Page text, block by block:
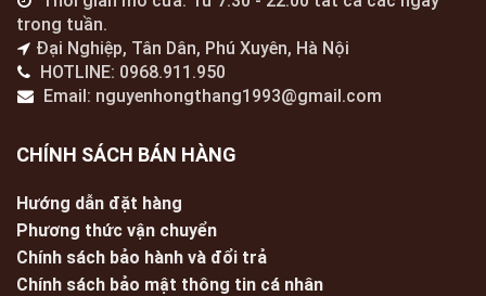
trong tuần.
Đại Nghiệp, Tân Dân, Phú Xuyên, Hà Nội
HOTLINE: 0968.911.950
Email: nguyenhongthang1993@gmail.com
CHÍNH SÁCH BÁN HÀNG
Hướng dẫn đặt hàng
Phương thức vận chuyển
Chính sách bảo hành và đổi trả
Chính sách bảo mật thông tin cá nhân